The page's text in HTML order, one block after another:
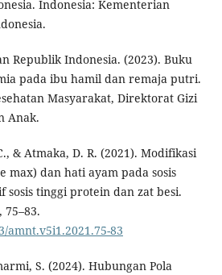
Indonesia: Kementerian
Republik Indonesia. (2023). Buku
pada ibu hamil dan remaja putri.
Masyarakat, Direktorat Gizi
Anak.
& Atmaka, D. R. (2021). Modifikasi
max) dan hati ayam pada sosis
sosis tinggi protein dan zat besi.
amnt.v5i1.2021.75-83
S. (2024). Hubungan Pola